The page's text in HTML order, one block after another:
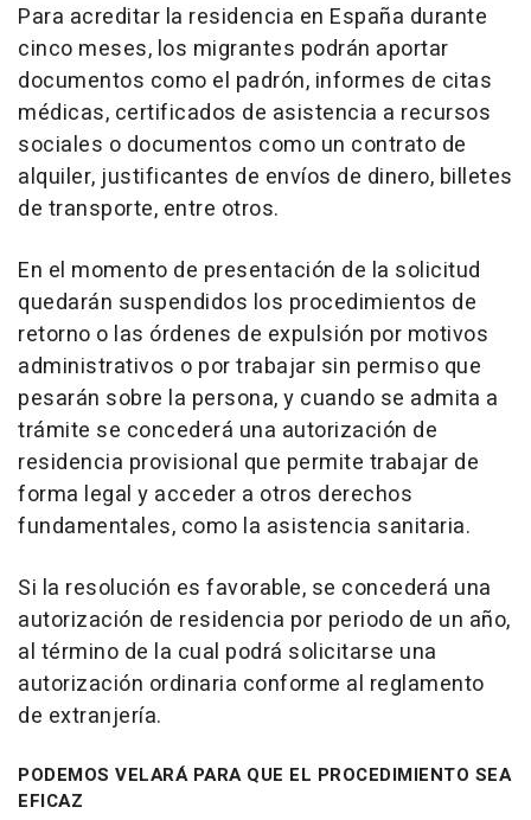
Para acreditar la residencia en España durante
cinco meses, los migrantes podrán aportar
documentos como el padrón, informes de citas
médicas, certificados de asistencia a recursos
sociales o documentos como un contrato de
alquiler, justificantes de envíos de dinero, billetes
de transporte, entre otros.
En el momento de presentación de la solicitud
quedarán suspendidos los procedimientos de
retorno o las órdenes de expulsión por motivos
administrativos o por trabajar sin permiso que
pesarán sobre la persona, y cuando se admita a
trámite se concederá una autorización de
residencia provisional que permite trabajar de
forma legal y acceder a otros derechos
fundamentales, como la asistencia sanitaria.
Si la resolución es favorable, se concederá una
autorización de residencia por periodo de un año,
al término de la cual podrá solicitarse una
autorización ordinaria conforme al reglamento
de extranjería.
PODEMOS VELARÁ PARA QUE EL PROCEDIMIENTO SEA
EFICAZ